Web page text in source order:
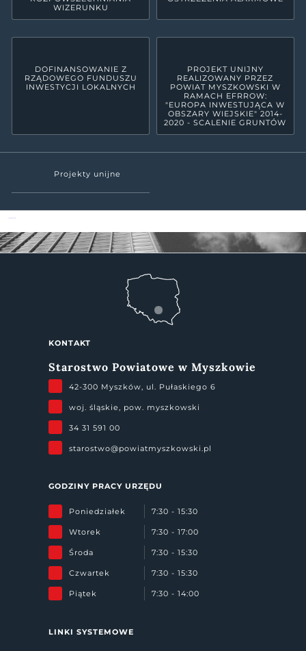
WIZERUNKU
DOFINANSOWANIE Z
RZĄDOWEGO FUNDUSZU
INWESTYCJI LOKALNYCH
PROJEKT UNIJNY
REALIZOWANY PRZEZ
POWIAT MYSZKOWSKI W
RAMACH EFRROW:
"EUROPA INWESTUJĄCA W
OBSZARY WIEJSKIE" 2014-
2020 - SCALENIE GRUNTÓW
Projekty unijne
KONTAKT
Starostwo Powiatowe w Myszkowie
42-300 Myszków, ul. Pułaskiego 6
woj. śląskie, pow. myszkowski
34 31 591 00
starostwo@powiatmyszkowski.pl
GODZINY PRACY URZĘDU
Poniedziałek 7:30 - 15:30
Wtorek 7:30 - 17:00
Środa 7:30 - 15:30
Czwartek 7:30 - 15:30
Piątek 7:30 - 14:00
LINKI SYSTEMOWE